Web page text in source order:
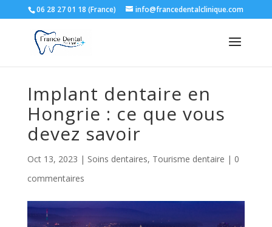
06 28 27 01 18 (France) info@francedentalclinique.com
Implant dentaire en
Hongrie : ce que vous
devez savoir
Oct 13, 2023 | Soins dentaires, Tourisme dentaire | 0
commentaires